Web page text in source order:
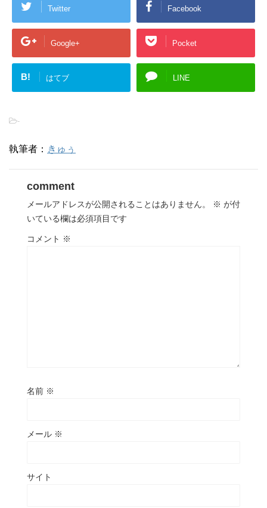
Twitter Facebook
Google+ Pocket
B! はてブ LINE
-
執筆者： きゅぅ
comment
メールアドレスが公開されることはありません。 ※ が付
いている欄は必須項目です
コメント ※
名前 ※
メール ※
サイト